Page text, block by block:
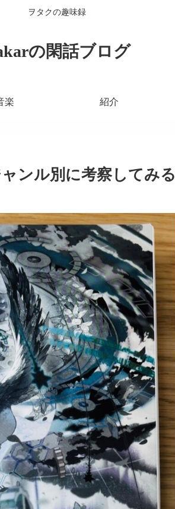
ヲタクの趣味録
の閑話ブログ
楽 紹介
ンル別に考察してみる